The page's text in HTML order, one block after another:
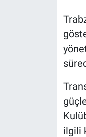
ilgili
MAGAZİN
Bilim, Teknoloji